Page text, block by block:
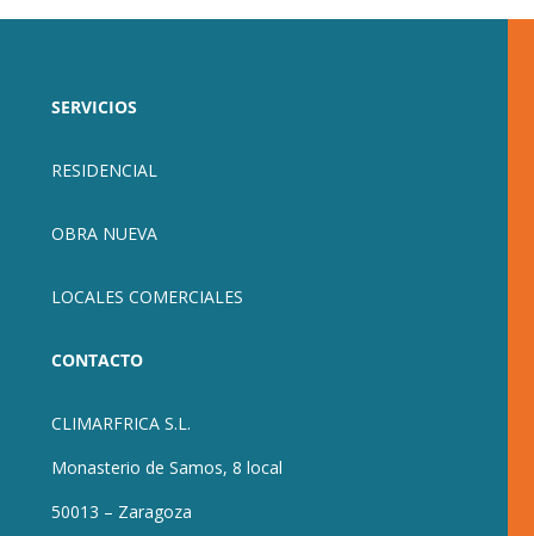
SERVICIOS
RESIDENCIAL
OBRA NUEVA
LOCALES COMERCIALES
CONTACTO
CLIMARFRICA S.L.
Monasterio de Samos, 8 local
50013 – Zaragoza